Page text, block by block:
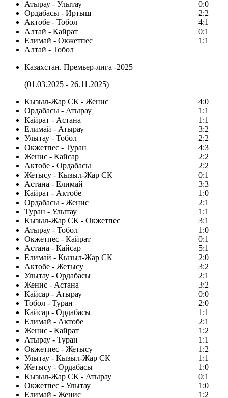
Атырау - Улытау
0:0
Ордабасы - Иртыш
2:2
Актобе - Тобол
4:1
Алтай - Кайрат
0:1
Елимай - Окжетпес
1:1
Алтай - Тобол
Казахстан. Премьер-лига -2025
(01.03.2025 - 26.11.2025)
Кызыл-Жар СК - Женис
4:0
Ордабасы - Атырау
1:1
Кайрат - Астана
1:1
Елимай - Атырау
3:2
Улытау - Тобол
2:2
Окжетпес - Туран
4:3
Женис - Кайсар
2:2
Актобе - Ордабасы
2:2
Жетысу - Кызыл-Жар СК
0:1
Астана - Елимай
3:3
Кайрат - Актобе
1:0
Ордабасы - Женис
2:1
Туран - Улытау
1:1
Кызыл-Жар СК - Окжетпес
3:1
Атырау - Тобол
1:0
Окжетпес - Кайрат
0:1
Астана - Кайсар
5:1
Елимай - Кызыл-Жар СК
2:0
Актобе - Жетысу
3:2
Улытау - Ордабасы
2:1
Женис - Астана
3:2
Кайсар - Атырау
0:0
Тобол - Туран
2:0
Кайсар - Ордабасы
1:1
Елимай - Актобе
2:1
Женис - Кайрат
1:2
Атырау - Туран
1:1
Окжетпес - Жетысу
1:2
Улытау - Кызыл-Жар СК
1:1
Жетысу - Ордабасы
1:0
Кызыл-Жар СК - Атырау
0:1
Окжетпес - Улытау
1:0
Елимай - Женис
1:2